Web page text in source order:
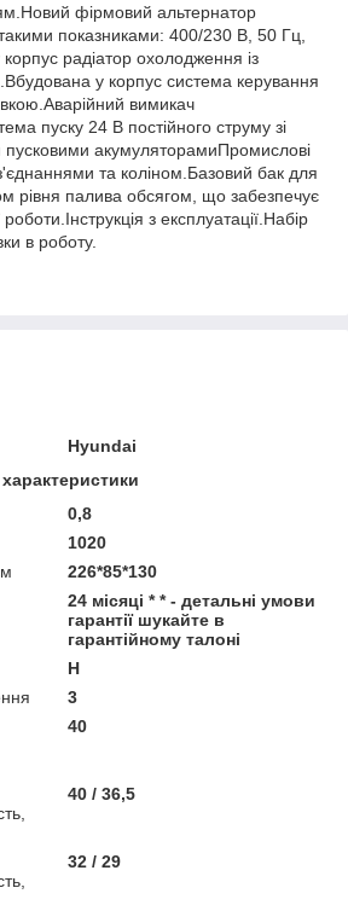
фірмовий альтернатор
показниками: 400/230 В, 50 Гц,
радіатор охолодження із
у корпус система керування
вимикач
пуску 24 В постійного струму зі
акумуляторамиПромислові
та коліном.Базовий бак для
рівня палива обсягом, що забезпечує
з експлуатації.Набір
в роботу.
Hyundai
0,8
1020
226*85*130
24 місяці * * - детальні умови
гарантії шукайте в
гарантійному талоні
Н
3
40
40 / 36,5
32 / 29